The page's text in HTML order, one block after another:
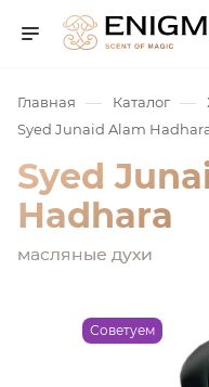
Главная — Каталог —
Syed Junaid Alam
Syed
Hadhara
масляные духи
Советуем